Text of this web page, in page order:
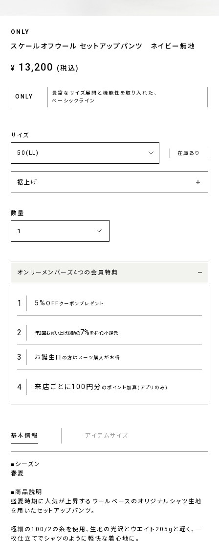
ONLY
スケールオフウール セットアップパンツ ネイビー無地
¥ 13,200 (税込)
ONLY
豊富なサイズ展開と機能性を取り入れた、
ベーシックライン
サイズ
在庫あり
裾上げ
数量
オンリーメンバーズ4つの会員特典
1 5%OFFクーポンプレゼント
2 年2回お買い上げ総額の7%をポイント還元
3 お誕生日 の方はスーツ購入がお得
4 来店ごとに100円分 のポイント加算(アプリのみ)
基本情報 アイテムサイズ
■シーズン
春夏
■商品説明
盛夏時期に人気が上昇するウールベースのオリジナルシャツ生地
を用いたセットアップパンツ。
極細の100/2の糸を使用、生地の光沢とウエイト205gと軽く、一
枚仕立てでシャツのように軽快な着心地に。